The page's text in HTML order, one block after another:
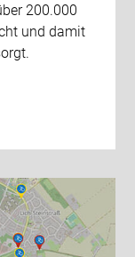
200.000
und damit